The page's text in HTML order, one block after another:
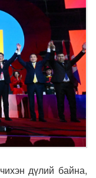
дүлий байна,